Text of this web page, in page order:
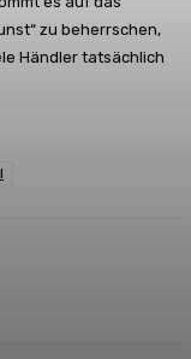
zu beherrschen,
Händler tatsächlich